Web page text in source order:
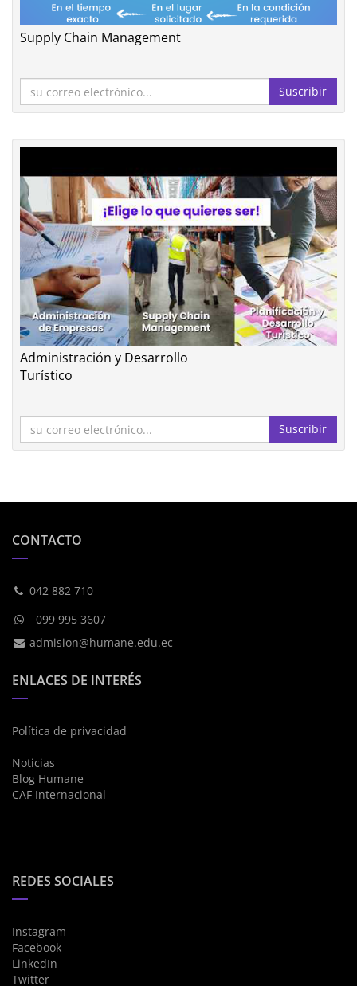
Supply Chain Management
Suscribir
Administración y Desarrollo
Turístico
Suscribir
CONTACTO
042 882 710
099 995 3607
admision@humane.edu.ec
ENLACES DE INTERÉS
Política de privacidad
Noticias
Blog Humane
CAF Internacional
REDES SOCIALES
Instagram
Facebook
LinkedIn
Twitter